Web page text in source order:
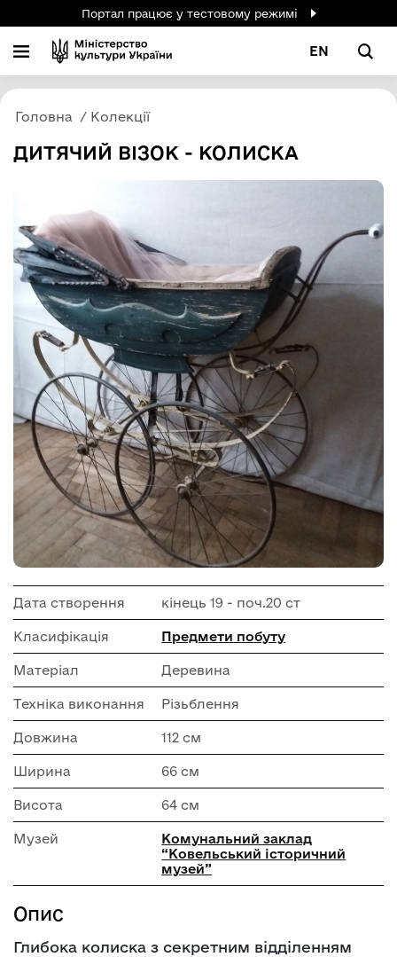
Портал працює у тестовому режимі
EN
Головна Колекції
ДИТЯЧИЙ ВІЗОК - КОЛИСКА
Дата створення кінець 19 - поч.20 ст
Класифікація Предмети побуту
Матеріал Деревина
Техніка виконання Різьблення
Довжина 112 см
Ширина 66 см
Висота 64 см
Музей
Комунальний заклад
“Ковельський історичний
музей”
Опис
Глибока колиска з секретним відділенням